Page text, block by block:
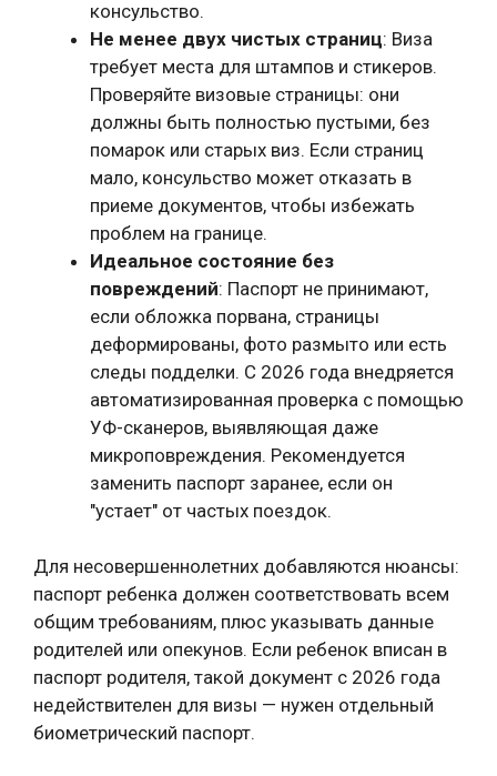
консульство.
Не менее двух чистых страниц: Виза
требует места для штампов и стикеров.
Проверяйте визовые страницы: они
должны быть полностью пустыми, без
помарок или старых виз. Если страниц
мало, консульство может отказать в
приеме документов, чтобы избежать
проблем на границе.
Идеальное состояние без
повреждений: Паспорт не принимают,
если обложка порвана, страницы
деформированы, фото размыто или есть
следы подделки. С 2026 года внедряется
автоматизированная проверка с помощью
УФ-сканеров, выявляющая даже
микроповреждения. Рекомендуется
заменить паспорт заранее, если он
"устает" от частых поездок.
Для несовершеннолетних добавляются нюансы:
паспорт ребенка должен соответствовать всем
общим требованиям, плюс указывать данные
родителей или опекунов. Если ребенок вписан в
паспорт родителя, такой документ с 2026 года
недействителен для визы — нужен отдельный
биометрический паспорт.